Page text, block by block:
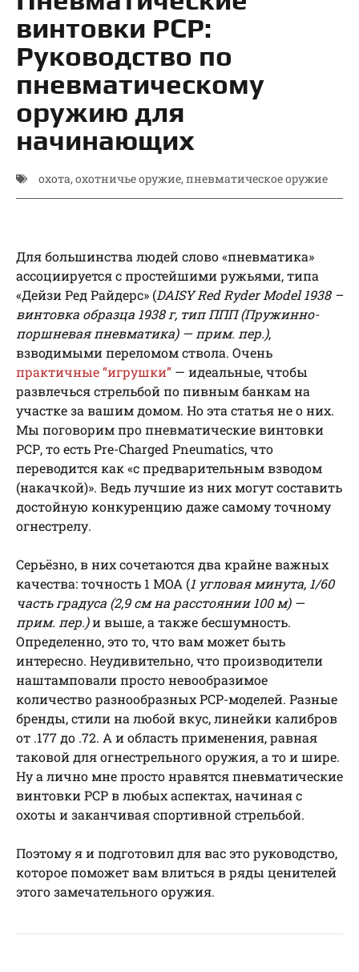
винтовки РСР:
Руководство по
пневматическому
оружию для
начинающих
охота, охотничье оружие, пневматическое оружие
Для большинства людей слово «пневматика»
ассоциируется с простейшими ружьями, типа
«Дейзи Ред Райдерс» (DAISY Red Ryder Model 1938 –
винтовка образца 1938 г, тип ППП (Пружинно-
поршневая пневматика) — прим. пер.),
взводимыми переломом ствола. Очень
практичные “игрушки” — идеальные, чтобы
развлечься стрельбой по пивным банкам на
участке за вашим домом. Но эта статья не о них.
Мы поговорим про пневматические винтовки
РСР, то есть Pre-Charged Pneumatics, что
переводится как «с предварительным взводом
(накачкой)». Ведь лучшие из них могут составить
достойную конкуренцию даже самому точному
огнестрелу.
Серьёзно, в них сочетаются два крайне важных
качества: точность 1 МОА (1 угловая минута, 1/60
часть градуса (2,9 см на расстоянии 100 м) —
прим. пер.)и выше, а также бесшумность.
Определенно, это то, что вам может быть
интересно. Неудивительно, что производители
наштамповали просто невообразимое
количество разнообразных РСР-моделей. Разные
бренды, стили на любой вкус, линейки калибров
от .177 до .72. А и область применения, равная
таковой для огнестрельного оружия, а то и шире.
Ну а лично мне просто нравятся пневматические
винтовки РСР в любых аспектах, начиная с
охоты и заканчивая спортивной стрельбой.
Поэтому я и подготовил для вас это руководство,
которое поможет вам влиться в ряды ценителей
этого замечательного оружия.